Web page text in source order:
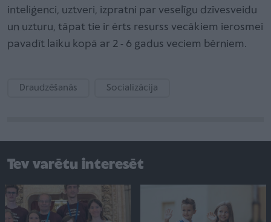
inteliģenci, uztveri, izpratni par veselīgu dzīvesveidu
un uzturu, tāpat tie ir ērts resurss vecākiem ierosmei
pavadīt laiku kopā ar 2 - 6 gadus veciem bērniem.
Draudzēšanās Socializācija
Tev varētu interesēt